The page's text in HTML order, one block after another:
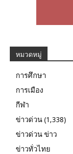
หมวดหมู่
การศึกษา
การเมือง
กีฬา
ข่าวด่วน (1,338)
ข่าวด่วน ข่าว
ข่าวทั่วไทย